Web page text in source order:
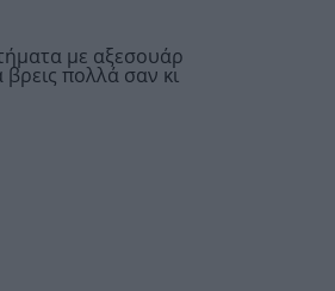
με αξεσουάρ
βρεις πολλά σαν κι